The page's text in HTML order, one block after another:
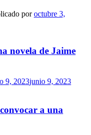
poroctubre 3,
novela de Jaime
9, 2023junio 9, 2023
a una